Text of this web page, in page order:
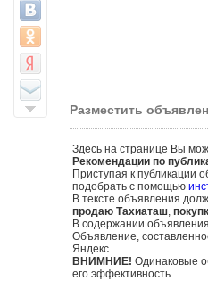
Разместить
Здесь на странице Вы
Рекомендации по
Приступая к публикации
подобрать с помощью
В тексте объявления
продаю Тахиаташ,
В содержании
Объявление,
Яндекс.
ВНИМНИЕ! Одинаковые
его эффективность.